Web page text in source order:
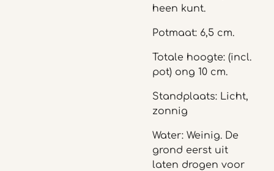
heen kunt.
Potmaat: 6,5 cm.
Totale hoogte: (incl.
pot) ong 10 cm.
Standplaats: Licht,
zonnig
Water: Weinig. De
grond eerst uit
laten drogen voor